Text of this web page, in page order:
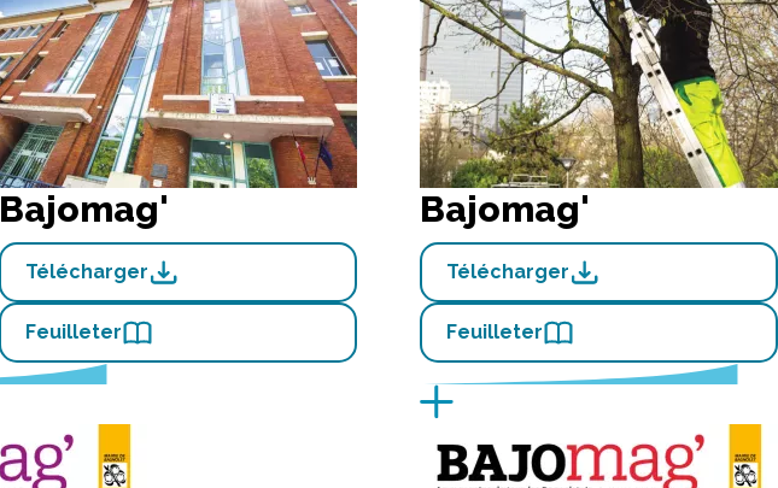
Bajomag'
Télécharger
Feuilleter
Bajomag'
Télécharger
Feuilleter